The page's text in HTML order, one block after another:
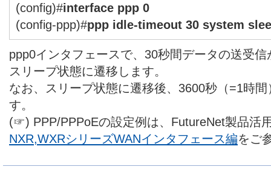
(config)#interface ppp 0
(config-ppp)#ppp idle-timeout 30 system
ppp0インタフェースで、30秒間データの送受
スリープ状態に遷移します。
なお、スリープ状態に遷移後、3600秒（=1時
す。
(☞) PPP/PPPoEの設定例は、FutureNet製品活
NXR,WXRシリーズWANインタフェース編をご